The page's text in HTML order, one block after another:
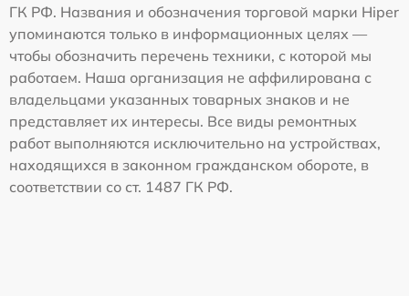
ГК РФ. Названия и обозначения торговой марки Hiper
упоминаются только в информационных целях —
чтобы обозначить перечень техники, с которой мы
работаем. Наша организация не аффилирована с
владельцами указанных товарных знаков и не
представляет их интересы. Все виды ремонтных
работ выполняются исключительно на устройствах,
находящихся в законном гражданском обороте, в
соответствии со ст. 1487 ГК РФ.